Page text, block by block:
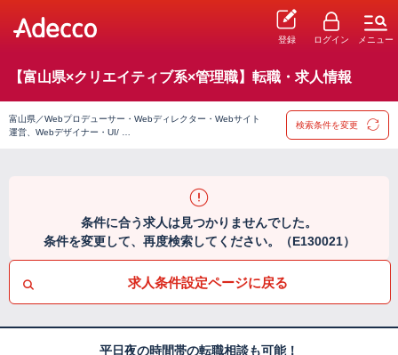
登録 ログイン メニュー
【富山県×クリエイティブ系×管理職】転職・求人情報
富山県／Webプロデューサー・Webディレクター・Webサイト
運営、Webデザイナー・UI/ …
検索条件を変更
条件に合う求人は見つかりませんでした。
条件を変更して、再度検索してください。（E130021）
求人条件設定ページに戻る
平日夜の時間帯の転職相談も可能！